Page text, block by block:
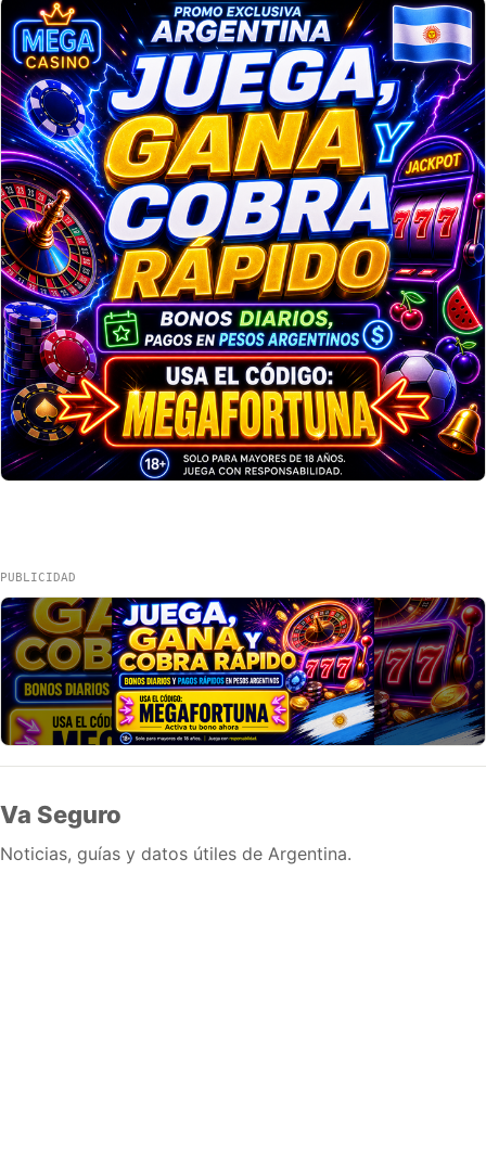
PUBLICIDAD
Va Seguro
Noticias, guías y datos útiles de Argentina.